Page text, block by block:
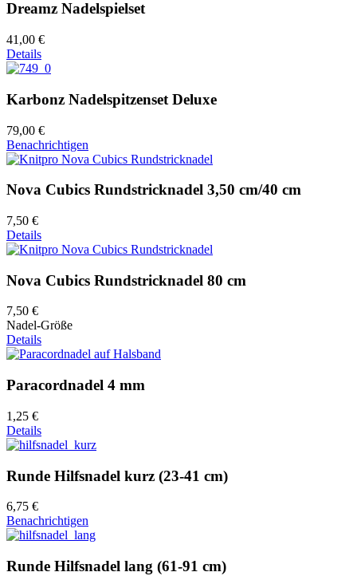
Dreamz Nadelspielset
41,00 €
Details
Karbonz Nadelspitzenset Deluxe
79,00 €
Benachrichtigen
Nova Cubics Rundstricknadel 3,50 cm/40 cm
7,50 €
Details
Nova Cubics Rundstricknadel 80 cm
7,50 €
Nadel-Größe
Details
Paracordnadel 4 mm
1,25 €
Details
Runde Hilfsnadel kurz (23-41 cm)
6,75 €
Benachrichtigen
Runde Hilfsnadel lang (61-91 cm)